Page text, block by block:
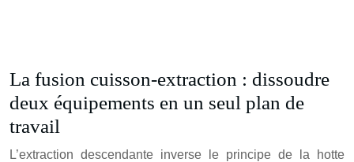
La fusion cuisson-extraction : dissoudre
deux équipements en un seul plan de
travail
L’extraction descendante inverse le principe de la hotte